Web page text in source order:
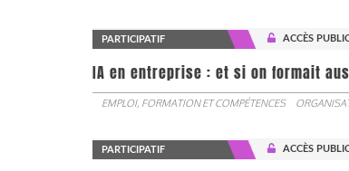
PARTICIPATIF ACCÈS
IA en entreprise : et si on formait
EMPLOI, FORMATION ET COMPÉTENCES
PARTICIPATIF ACCÈS